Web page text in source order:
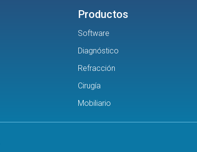
Productos
Software
Diagnóstico
Refracción
Cirugía
Mobiliario